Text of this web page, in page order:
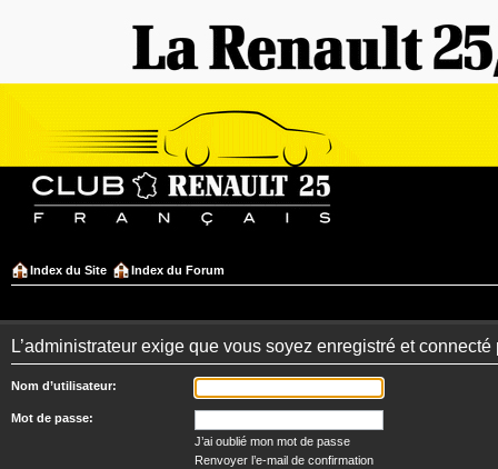
Index du Site Index du Forum
L’administrateur exige que vous soyez enregistré et
Nom d’utilisateur:
Mot de passe:
J’ai oublié mon mot de passe
Renvoyer l’e-mail de confirmation